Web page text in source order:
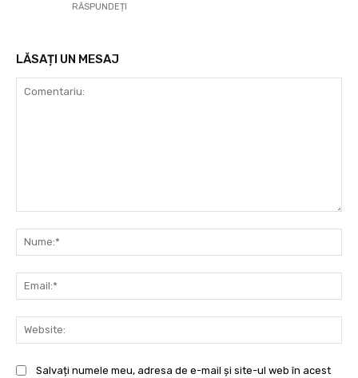
RĂSPUNDEȚI
LĂSAȚI UN MESAJ
Salvați numele meu, adresa de e-mail și site-ul web în acest